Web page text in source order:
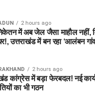
2 hours ago
में अब जेल जैसा माहौल नहीं,
उत्तराखंड में बन रहा ‘आलंबन
2 hours ago
कांग्रेस में बड़ा फेरबदल! नई
का भी गठन